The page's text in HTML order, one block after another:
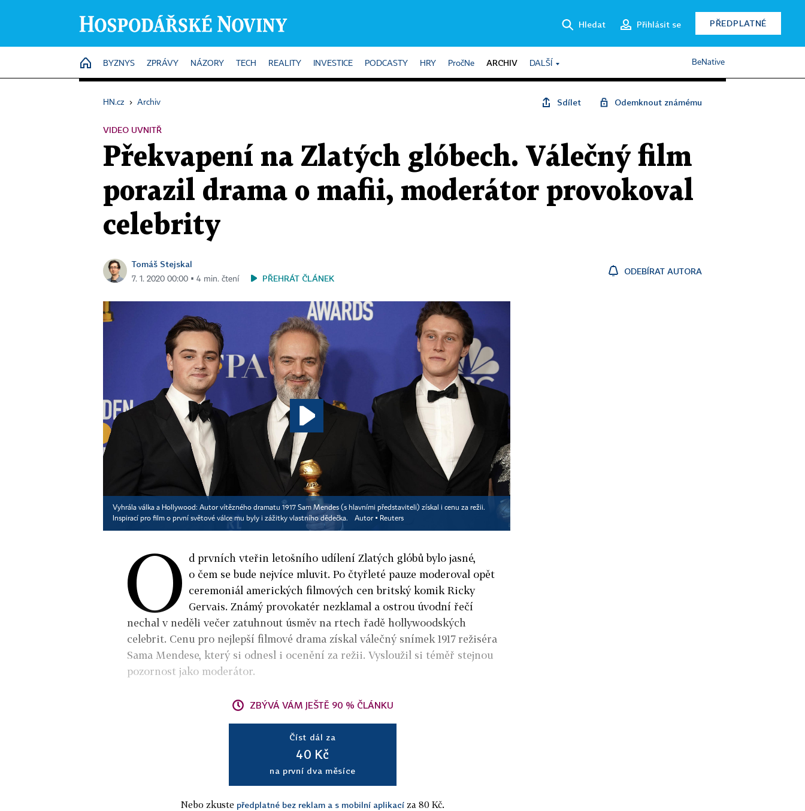
Hledat Přihlásit se PŘEDPLATNÉ
HOME
BYZNYS ZPRÁVY NÁZORY TECH REALITY INVESTICE PODCASTY HRY PročNe ARCHIV DALŠÍ BeNative
HN.cz › Archiv Sdílet Odemknout známému
VIDEO UVNITŘ
Překvapení na Zlatých glóbech. Válečný film
porazil drama o mafii, moderátor provokoval
celebrity
Tomáš Stejskal
7. 1. 2020 00:00 ▪ 4 min. čtení PŘEHRÁT ČLÁNEK
ODEBÍRAT AUTORA
Vyhrála válka a Hollywood: Autor vítězného dramatu 1917 Sam Mendes (s hlavními představiteli) získal i cenu za režii.
Inspirací pro film o první světové válce mu byly i zážitky vlastního dědečka.
Autor ▪ Reuters
O d prvních vteřin letošního udílení Zlatých glóbů bylo jasné,
o čem se bude nejvíce mluvit. Po čtyřleté pauze moderoval opět
ceremoniál amerických filmových cen britský komik Ricky
Gervais. Známý provokatér nezklamal a ostrou úvodní řečí
nechal v neděli večer zatuhnout úsměv na rtech řadě hollywoodských
celebrit. Cenu pro nejlepší filmové drama získal válečný snímek 1917 režiséra
Sama Mendese, který si odnesl i ocenění za režii. Vysloužil si téměř stejnou
pozornost jako moderátor.
ZBÝVÁ VÁM JEŠTĚ 90 % ČLÁNKU
Číst dál za
40 Kč
na první dva měsíce
Nebo zkuste předplatné bez reklam a s mobilní aplikací za 80 Kč.